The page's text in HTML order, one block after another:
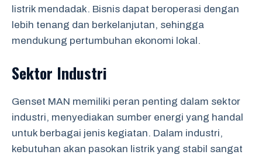
listrik mendadak. Bisnis dapat beroperasi dengan
lebih tenang dan berkelanjutan, sehingga
mendukung pertumbuhan ekonomi lokal.
Sektor Industri
Genset MAN memiliki peran penting dalam sektor
industri, menyediakan sumber energi yang handal
untuk berbagai jenis kegiatan. Dalam industri,
kebutuhan akan pasokan listrik yang stabil sangat